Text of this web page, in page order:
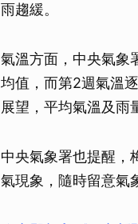
雨趨緩。
氣溫方面，中央氣象
均值，而第2週氣溫
展望，平均氣溫及雨
中央氣象署也提醒，
氣現象，隨時留意氣